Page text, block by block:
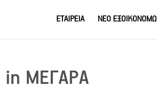
ΕΤΑΙΡΕΙΑ ΝΕΟ ΕΞΟΙΚΟΝΟΜΩ
in ΜΕΓΑΡΑ